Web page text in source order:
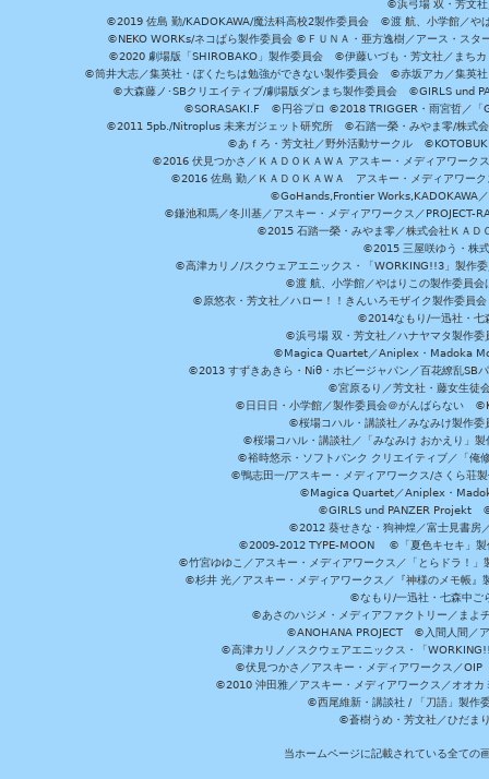
©浜弓場 双・芳文社
©2019 佐島 勤/KADOKAWA/魔法科高校2製作委員会 ©渡 航、小学館／や
©NEKO WORKs/ネコぱら製作委員会 ©ＦＵＮＡ・亜方逸樹／アース・ス
©2020 劇場版「SHIROBAKO」製作委員会 ©伊藤いづも・芳文社／まち
©筒井大志／集英社・ぼくたちは勉強ができない製作委員会 ©赤坂アカ／集英
©大森藤ノ･SBクリエイティブ/劇場版ダンまち製作委員会 ©GIRLS und
©SORASAKI.F ©円谷プロ ©2018 TRIGGER・雨宮哲／
©2011 5pb./Nitroplus 未来ガジェット研究所 ©石踏一榮・みやま零/株式
©あｆろ・芳文社／野外活動サークル
©2016 伏見つかさ／ＫＡＤＯＫＡＷＡ アスキー・メディアワー
©2016 佐島 勤／ＫＡＤＯＫＡＷＡ アスキー・メディアワ
©GoHands,Frontier Works,KADOKAWA
©鎌池和馬／冬川基／アスキー・メディアワークス／
©2015 石踏一榮・みやま零／株式会社ＫＡＤ
©2015 三屋咲ゆう・株
©高津カリノ/スクウェアエニックス・「WORKING!!3」製作
©渡 航、小学館／やはりこの製作委員
©原悠衣・芳文社／ハロー！！きんいろモザイク製作委員
©2014なもり/一迅社・
©浜弓場 双・芳文社／ハナヤマタ製作
©Magica Quartet／Aniplex・Madoka
©2013 すずきあきら・Niθ・ホビージャパン／百花繚乱
©宮原るり／芳文社・藤女生徒
©日日日・小学館／製作委員会＠がんばらない
©桜場コハル・講談社／みなみけ製作
©桜場コハル・講談社／「みなみけ おかえり」
©裕時悠示・ソフトバンク クリエイティブ／「
©鴨志田一/アスキー・メディアワークス/さく
©Magica Quartet／Aniplex・
©GIRLS und PANZER Projekt ©
©2012 葵せきな・狗神煌／富士見書
©2009-2012 TYPE-MOON ©「夏色キセキ」製
©竹宮ゆゆこ／アスキー・メディアワークス／「とらドラ！
©杉井 光／アスキー・メディアワークス／『神様のメモ帳
©なもり/一迅社・七森中
©あさのハジメ・メディアファクトリー／ま
©ANOHANA PROJECT ©入間人間／ア
©高津カリノ／スクウェアエニックス・「
©伏見つかさ／アスキー・メディアワークス／
©2010 沖田雅／アスキー・メディアワークス／オオ
©西尾維新・講談社 / 「刀語」製作
©蒼樹うめ・芳文社／ひだま
当ホームページに記載されている全ての